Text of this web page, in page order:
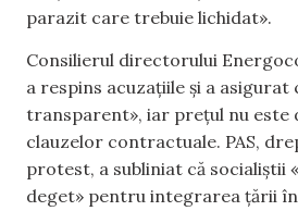
parazit care trebuie lichidat».
Consilierul directorului
a respins acuzațiile și a asigurat
transparent», iar prețul nu este
clauzelor contractuale. PAS,
protest, a subliniat că socialiștii
deget» pentru integrarea țării